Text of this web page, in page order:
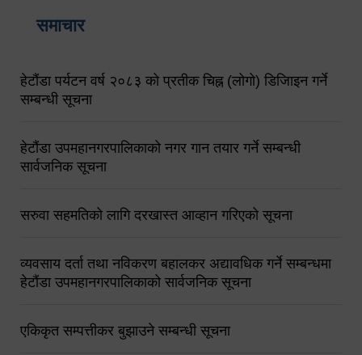
समाचार
हेटौंडा पर्यटन वर्ष २०८३ को प्रतीक चिह्न (लोगो) डिजिाइन गर्ने
सम्बन्धी सूचना
हेटौंडा उपमहानगरपालिकाको नगर गान तयार गर्ने सम्बन्धी
सार्वजनिक सूचना
सरुवा सहमतिको लागि दरखास्त आव्हान गरिएको सूचना
व्यवसाय दर्ता तथा नविकरण बहालकर अद्यावधिक गर्ने सम्बन्धमा
हेटौंडा उपमहानगरपालिकाको सार्वजनिक सूचना
एकिकृत सम्पत्तीकर बुझाउने सम्बन्धी सूचना